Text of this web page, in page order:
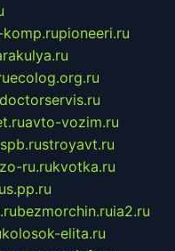
pioneeri.ru
ecolog.org.ru
avto-vozim.ru
stroyavt.ru
ru.rukvotka.ru
bezmorchin.ruia2.ru
kolosok-elita.ru